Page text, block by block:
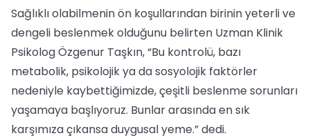
Sağlıklı olabilmenin ön koşullarından birinin yeterli ve
dengeli beslenmek olduğunu belirten Uzman Klinik
Psikolog Özgenur Taşkın, “Bu kontrolü, bazı
metabolik, psikolojik ya da sosyolojik faktörler
nedeniyle kaybettiğimizde, çeşitli beslenme sorunları
yaşamaya başlıyoruz. Bunlar arasında en sık
karşımıza çıkansa duygusal yeme.” dedi.